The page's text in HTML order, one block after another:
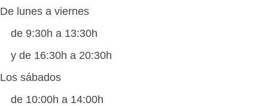
De lunes a viernes
de 9:30h a 13:30h
y de 16:30h a 20:30h
Los sábados
de 10:00h a 14:00h